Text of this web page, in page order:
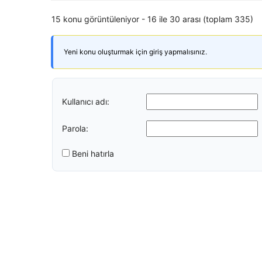
15 konu görüntüleniyor - 16 ile 30 arası (toplam 335)
Yeni konu oluşturmak için giriş yapmalısınız.
Kullanıcı adı:
Parola:
Beni hatırla